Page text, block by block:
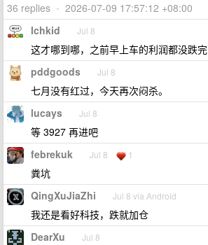
36 replies • 2026-07-09 17:57:12 +08:00
lchkid Jul 8
这才哪到哪，之前早上车的利润都没跌完
pddgoods Jul 8
七月没有红过，今天再次闷杀。
lucays Jul 8
等 3927 再进吧
febrekuk Jul 8 1
粪坑
QingXuJiaZhi Jul 8 via Android
我还是看好科技，跌就加仓
DearXu Jul 8